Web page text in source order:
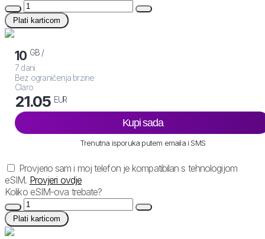
Plati karticom
10 GB /
7 dani
Bez ograničenja brzine
Claro
21.05 EUR
Kupi sada
Trenutna isporuka putem emaila i SMS
Provjerio sam i moj telefon je kompatibilan s tehnologijom
eSIM. Provjeri ovdje
Koliko eSIM-ova trebate?
Plati karticom